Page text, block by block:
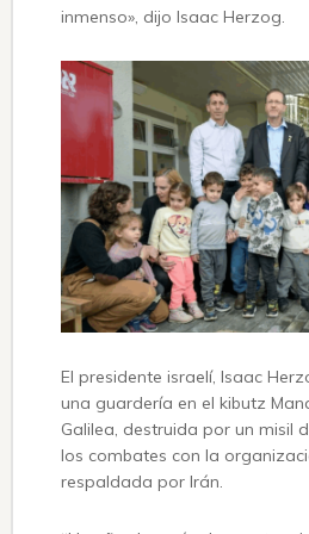
inmenso», dijo Isaac Herzog.
El presidente israelí, Isaac
una guardería en el kibutz
Galilea, destruida por un misil
los combates con la
respaldada por Irán.